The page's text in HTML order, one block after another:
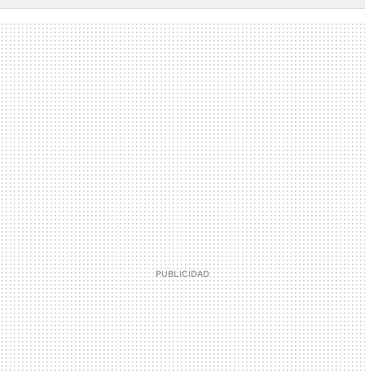
FACEBOOK
TWITTERFLIPBOARD
E-
MAIL
WHATSAPP